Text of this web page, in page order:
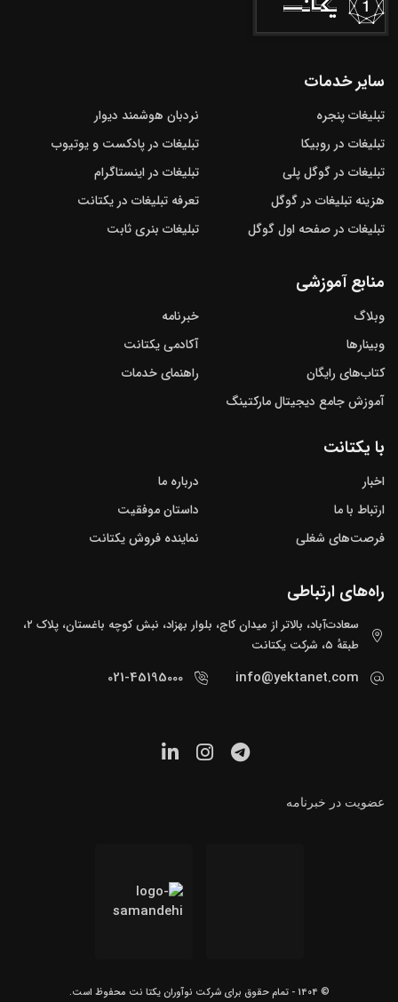
سایر خدمات
تبلیغات پنجره
نردبان هوشمند دیوار
تبلیغات در روبیکا
تبلیغات در پادکست و یوتیوب
تبلیغات در گوگل‌ پلی
تبلیغات در اینستاگرام
هزینه تبلیغات در گوگل
تعرفه تبلیغات در یکتانت
تبلیغات در صفحه اول گوگل
تبلیغات بنری ثابت
منابع آموزشی
وبلاگ
خبرنامه
وبینارها
آکادمی یکتانت
کتاب‌های رایگان
راهنمای خدمات
آموزش جامع دیجیتال مارکتینگ
با یکتانت
اخبار
درباره ما
ارتباط با ما
داستان موفقیت
فرصت‌های شغلی
نماینده فروش یکتانت
راه‌های ارتباطی
سعادت‌آباد، بالاتر از میدان کاج، بلوار بهزاد، نبش کوچه باغستان، پلاک ۲،
طبقهٔ ۵، شرکت یکتانت
info@yektanet.com
021-45195000
عضویت در خبرنامه
© 1404 - تمام حقوق برای شرکت نوآوران یکتا نت محفوظ است.